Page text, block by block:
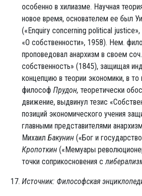
особенно в хилиазме. Научная
новое время, основателем ее был
(«Enquiry concerning political justice»,
«О собственности», 1958). Нем.
проповедовал анархизм в своем
собственность» (1845), защищая
концепцию в теории экономики, в
философ Прудон, теоретически
движение, выдвинул тезис
позиций экономического учения
главными представителями
Михаил Бакунин («Бог и
Кропоткин («Мемуары
точки соприкосновения с
Источник: Философская